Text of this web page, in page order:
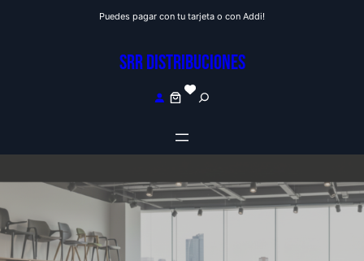
Puedes pagar con tu tarjeta o con Addi!
SRR DISTRIBUCIONES
S
e
h